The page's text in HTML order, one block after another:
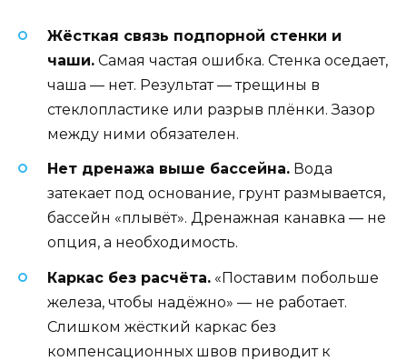
Жёсткая связь подпорной стенки и
чаши. Самая частая ошибка. Стенка оседает,
чаша — нет. Результат — трещины в
стеклопластике или разрыв плёнки. Зазор
между ними обязателен.
Нет дренажа выше бассейна. Вода
затекает под основание, грунт размывается,
бассейн «плывёт». Дренажная канавка — не
опция, а необходимость.
Каркас без расчёта. «Поставим побольше
железа, чтобы надёжно» — не работает.
Слишком жёсткий каркас без
компенсационных швов приводит к